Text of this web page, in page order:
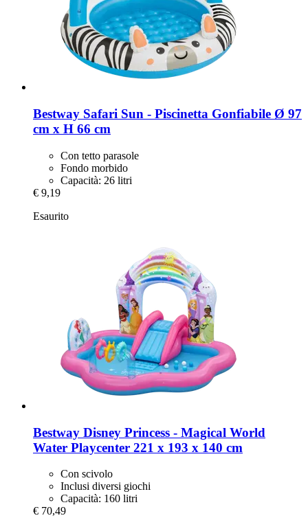
Bestway Safari Sun -​ Piscinetta Gonfiabile Ø 97
cm x H 66 cm
Con tetto parasole
Fondo morbido
Capacità: 26 litri
€ 9,19
Esaurito
Bestway Disney Princess -​ Magical World
Water Playcenter 221 x 193 x 140 cm
Con scivolo
Inclusi diversi giochi
Capacità: 160 litri
€ 70,49